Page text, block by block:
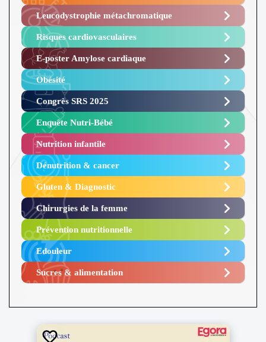
Leucodystrophie métachromatique
Risques cardiovasculaires
E-poster Amylose cardiaque ​
Obésité ​
Congrès SRS 2025 ​
Enquête Nutri-Bébé ​
Nutrition infantile
Dénutrition & cancer
Gluten & Diagnostic
Chirurgies de la femme
Prévention nutritionnelle
Edouleur​
Sucres & alimentation​